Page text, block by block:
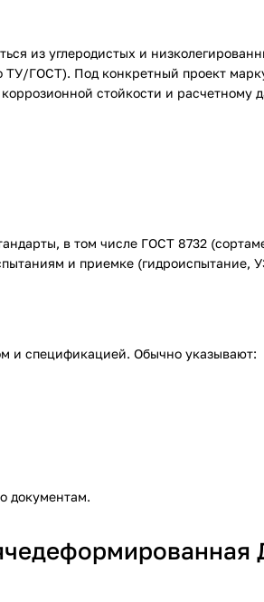
из углеродистых и
ГОСТ). Под конкретный проект
стойкости и расчетному
в том числе ГОСТ 8732
и приемке (гидроиспытание,
и спецификацией. Обычно указывают:
документам.